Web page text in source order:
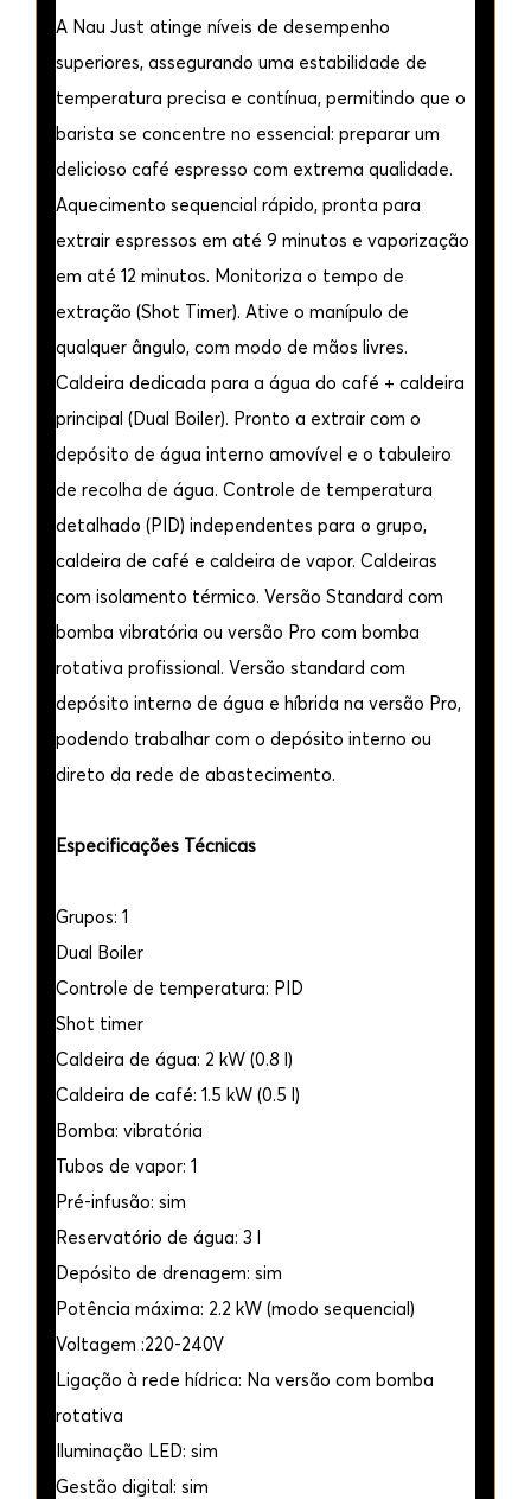
A Nau Just atinge níveis de desempenho
superiores, assegurando uma estabilidade de
temperatura precisa e contínua, permitindo que o
barista se concentre no essencial: preparar um
delicioso café espresso com extrema qualidade.
Aquecimento sequencial rápido, pronta para
extrair espressos em até 9 minutos e vaporização
em até 12 minutos. Monitoriza o tempo de
extração (Shot Timer). Ative o manípulo de
qualquer ângulo, com modo de mãos livres.
Caldeira dedicada para a água do café + caldeira
principal (Dual Boiler). Pronto a extrair com o
depósito de água interno amovível e o tabuleiro
de recolha de água. Controle de temperatura
detalhado (PID) independentes para o grupo,
caldeira de café e caldeira de vapor. Caldeiras
com isolamento térmico. Versão Standard com
bomba vibratória ou versão Pro com bomba
rotativa profissional. Versão standard com
depósito interno de água e híbrida na versão Pro,
podendo trabalhar com o depósito interno ou
direto da rede de abastecimento.
Especificações Técnicas
Grupos: 1
Dual Boiler
Controle de temperatura: PID
Shot timer
Caldeira de água: 2 kW (0.8 l)
Caldeira de café: 1.5 kW (0.5 l)
Bomba: vibratória
Tubos de vapor: 1
Pré-infusão: sim
Reservatório de água: 3 l
Depósito de drenagem: sim
Potência máxima: 2.2 kW (modo sequencial)
Voltagem :220-240V
Ligação à rede hídrica: Na versão com bomba
rotativa
Iluminação LED: sim
Gestão digital: sim